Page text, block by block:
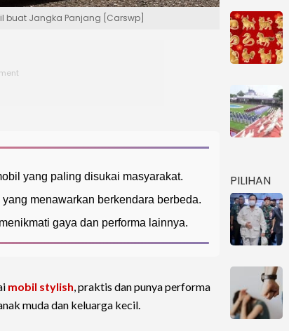
buat Jangka Panjang [Carswp]
yang paling disukai masyarakat.
menawarkan berkendara berbeda.
gaya dan performa lainnya.
mobil stylish, praktis dan punya performa
muda dan keluarga kecil.
PILIHAN